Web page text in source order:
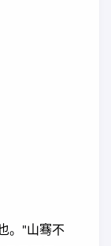
。"山骞不